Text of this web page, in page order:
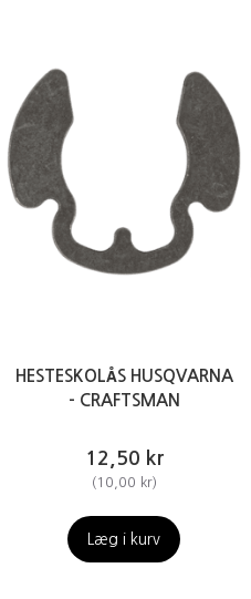
HESTESKOLÅS HUSQVARNA
- CRAFTSMAN
12,50 kr
( 10,00 kr)
Læg i kurv